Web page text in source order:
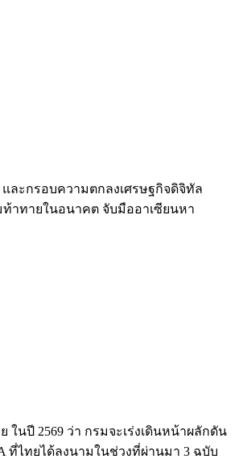
และกรอบความตกลงเศรษฐกิจดิจิทัล
ท้าทายในอนาคต จับมืออาเซียนหา
ในปี 2569 ว่า กรมจะเร่งเดินหน้าผลักดัน
ที่ไทยได้ลงนามในช่วงที่ผ่านมา 3 ฉบับ